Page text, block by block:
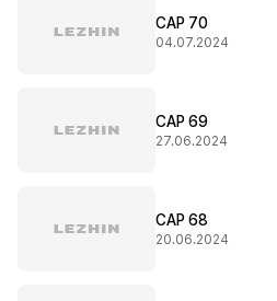
CAP 70
04.07.2024
CAP 69
27.06.2024
CAP 68
20.06.2024